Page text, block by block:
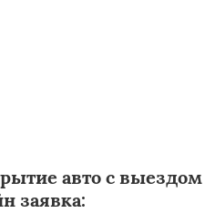
авто с выездом
заявка: